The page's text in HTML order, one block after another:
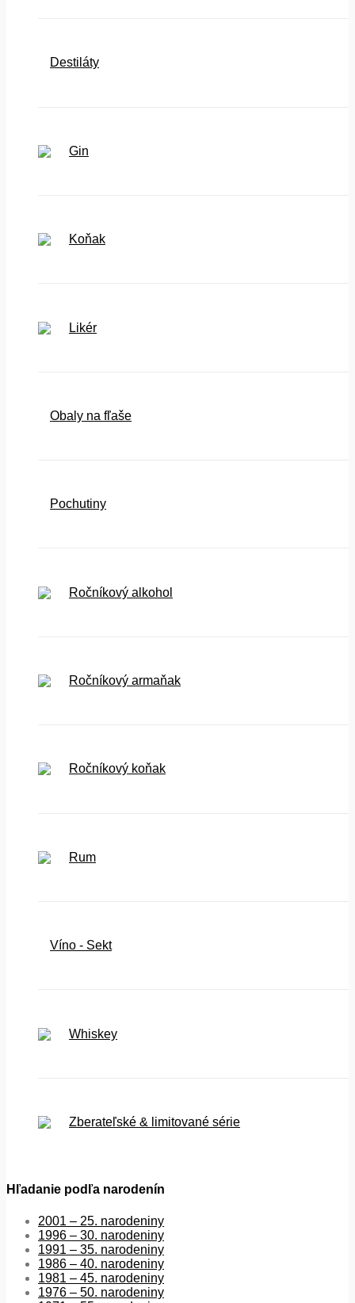
Destiláty
Gin
Koňak
Likér
Obaly na fľaše
Pochutiny
Ročníkový alkohol
Ročníkový armaňak
Ročníkový koňak
Rum
Víno - Sekt
Whiskey
Zberateľské & limitované série
Hľadanie podľa narodenín
2001 – 25. narodeniny
1996 – 30. narodeniny
1991 – 35. narodeniny
1986 – 40. narodeniny
1981 – 45. narodeniny
1976 – 50. narodeniny